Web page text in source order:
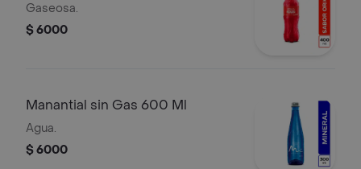
Gaseosa.
$ 6000
Manantial sin Gas 600 Ml
Agua.
$ 6000